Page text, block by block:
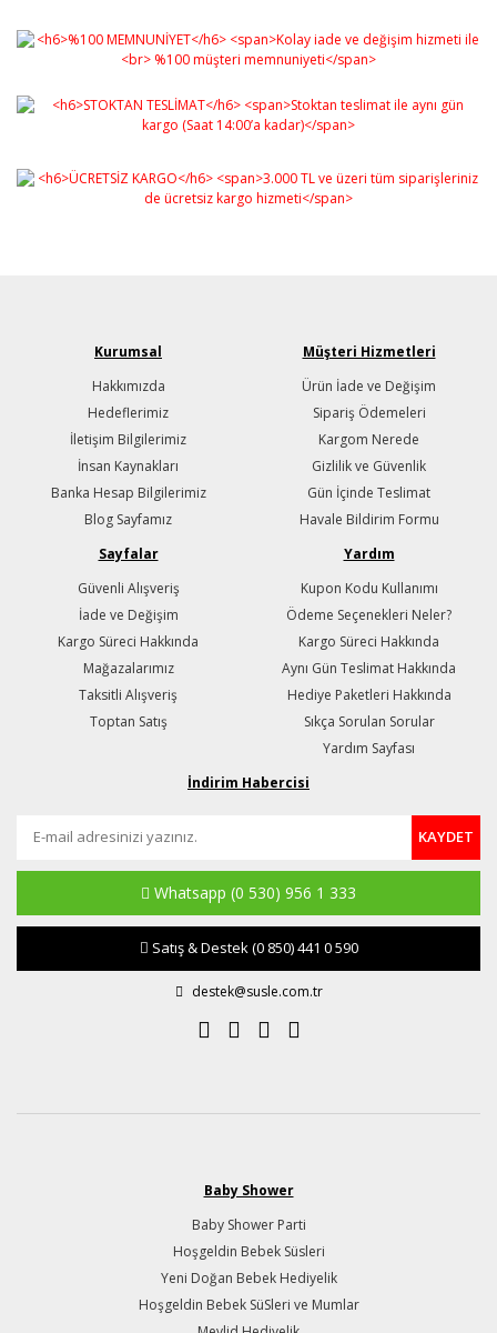
Kurumsal
Hakkımızda
Hedeflerimiz
İletişim Bilgilerimiz
İnsan Kaynakları
Banka Hesap Bilgilerimiz
Blog Sayfamız
Müşteri Hizmetleri
Ürün İade ve Değişim
Sipariş Ödemeleri
Kargom Nerede
Gizlilik ve Güvenlik
Gün İçinde Teslimat
Havale Bildirim Formu
Sayfalar
Güvenli Alışveriş
İade ve Değişim
Kargo Süreci Hakkında
Mağazalarımız
Taksitli Alışveriş
Toptan Satış
Yardım
Kupon Kodu Kullanımı
Ödeme Seçenekleri Neler?
Kargo Süreci Hakkında
Aynı Gün Teslimat Hakkında
Hediye Paketleri Hakkında
Sıkça Sorulan Sorular
Yardım Sayfası
İndirim Habercisi
KAYDET
Whatsapp (0 530) 956 1 333
Satış & Destek(0 850) 441 0 590
destek@susle.com.tr
Baby Shower
Baby Shower Parti
Hoşgeldin Bebek Süsleri
Yeni Doğan Bebek Hediyelik
Hoşgeldin Bebek SüSleri ve Mumlar